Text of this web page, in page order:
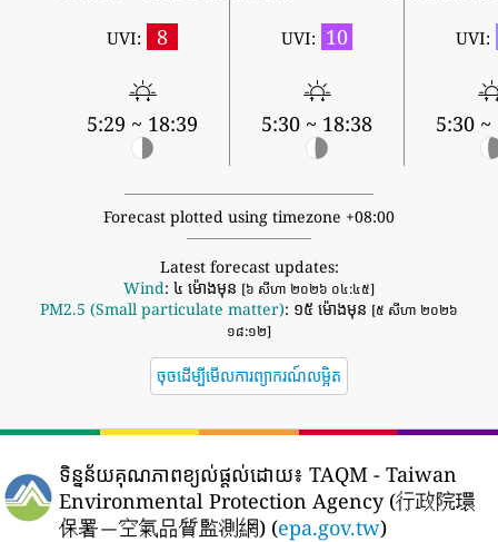
UVI: 8
5:29 ~ 18:39
UVI: 10
5:30 ~ 18:38
UVI:
5:30 ~
Forecast plotted using timezone +08:00
Latest forecast updates:
Wind: ៤ ម៉ោងមុន [៦ សីហា ២០២៦ ០៤:៤៥]
PM2.5 (Small particulate matter): ១៥ ម៉ោងមុន [៥ សីហា ២០២៦
១៨:១២]
ចុចដើម្បីមើលការព្យាករណ៍លម្អិត
ទិន្នន័យគុណភាពខ្យល់ផ្តល់ដោយ៖ TAQM - Taiwan
Environmental Protection Agency (行政院環
保署－空氣品質監測網) (epa.gov.tw)